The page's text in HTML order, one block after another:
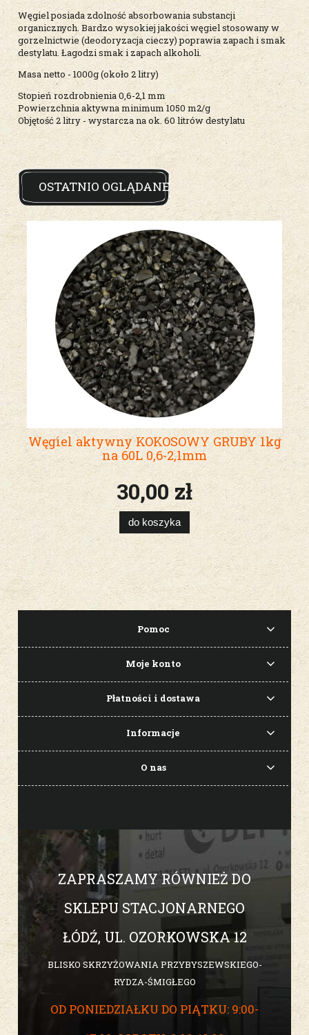
Węgiel posiada zdolność absorbowania substancji
organicznych. Bardzo wysokiej jakości węgiel stosowany w
gorzelnictwie (deodoryzacja cieczy) poprawia zapach i smak
destylatu. Łagodzi smak i zapach alkoholi.
Masa netto - 1000g (około 2 litry)
Stopień rozdrobnienia 0,6-2,1 mm
Powierzchnia aktywna minimum 1050 m2/g
Objętość 2 litry - wystarcza na ok. 60 litrów destylatu
OSTATNIO OGLĄDANE
Węgiel aktywny KOKOSOWY GRUBY 1kg
na 60L 0,6-2,1mm
30,00 zł
do koszyka
Pomoc
Moje konto
Płatności i dostawa
Informacje
O nas
ZAPRASZAMY RÓWNIEŻ DO
SKLEPU STACJONARNEGO
ŁÓDŹ, UL. OZORKOWSKA 12
BLISKO SKRZYŻOWANIA PRZYBYSZEWSKIEGO-
RYDZA-ŚMIGŁEGO
OD PONIEDZIAŁKU DO PIĄTKU: 9:00-